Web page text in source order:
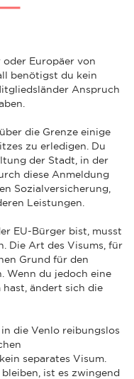
oder Europäer von
benötigst du kein
Anspruch
die Grenze einige
zu erledigen. Du
der Stadt, in der
diese Anmeldung
Sozialversicherung,
Leistungen.
EU-Bürger bist, musst
Die Art des Visums, für
Grund für den
Wenn du jedoch eine
ändert sich die
die Venlo reibungslos
separates Visum.
ist es zwingend